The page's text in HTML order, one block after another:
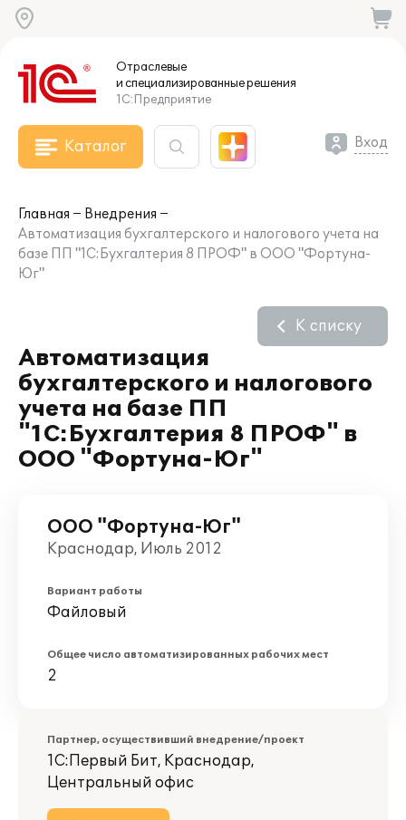
Отраслевые
и специализированныерешения
1С:Предприятие
Каталог Вход
Главная
Внедрения
Автоматизация бухгалтерского и налогового учета на
базе ПП "1С:Бухгалтерия 8 ПРОФ" в ООО "Фортуна-
Юг"
Автоматизация
бухгалтерского и налогового
учета на базе ПП
"1С:Бухгалтерия 8 ПРОФ" в
ООО "Фортуна-Юг"
К списку
ООО "Фортуна-Юг"
Краснодар, Июль 2012
Вариант работы
Файловый
Общее число автоматизированных рабочих мест
2
Партнер, осуществивший внедрение/проект
1С:Первый Бит, Краснодар,
Центральный офис